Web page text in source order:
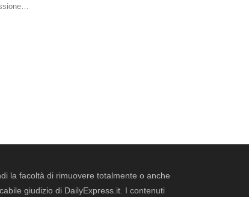
la facoltà di rimuovere totalmente o anche
giudizio di DailyExpress.it. I contenuti